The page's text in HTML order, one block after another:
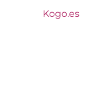
Kogo.es